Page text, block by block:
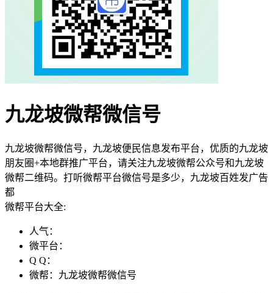
九龙坡微帮微信号
九龙坡微帮微信号，九龙坡便民信息发布平台，优质的九龙坡
朋友圈+本地群推广平台，请关注九龙坡微帮公众号和九龙坡
微帮二维码。打听微帮平台微信号是多少，九龙坡百姓发广告
都
微帮平台大全:
人气：
微平台：
Q Q：
微帮：九龙坡微帮微信号